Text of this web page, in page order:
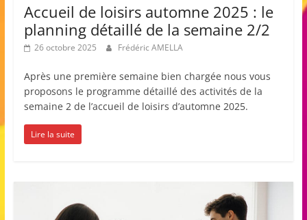
Accueil de loisirs automne 2025 : le
planning détaillé de la semaine 2/2
26 octobre 2025 Frédéric AMELLA
Après une première semaine bien chargée nous vous
proposons le programme détaillé des activités de la
semaine 2 de l’accueil de loisirs d’automne 2025.
Lire la suite